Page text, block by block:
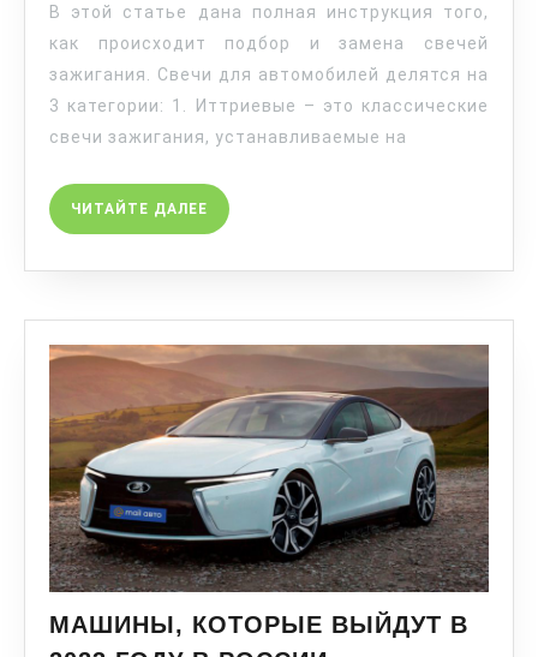
В этой статье дана полная инструкция того,
как происходит подбор и замена свечей
зажигания. Свечи для автомобилей делятся на
3 категории: 1. Иттриевые – это классические
свечи зажигания, устанавливаемые на
ЧИТАЙТЕ ДАЛЕЕ
МАШИНЫ, КОТОРЫЕ ВЫЙДУТ В